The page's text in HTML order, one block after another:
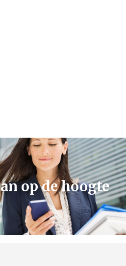
op de hoogte